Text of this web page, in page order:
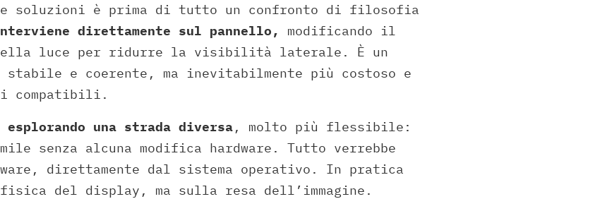
soluzioni è prima di tutto un confronto di filosofia
interviene direttamente sul pannello,
modificando il
della luce per ridurre la visibilità laterale. È un
e coerente, ma inevitabilmente più costoso e
compatibili.
esplorando una strada diversa, molto più flessibile:
senza alcuna modifica hardware. Tutto verrebbe
direttamente dal sistema operativo. In pratica
del display, ma sulla resa dell’immagine.